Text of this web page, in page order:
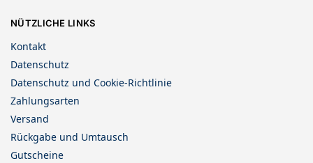
NÜTZLICHE LINKS
Kontakt
Datenschutz
Datenschutz und Cookie-Richtlinie
Zahlungsarten
Versand
Rückgabe und Umtausch
Gutscheine